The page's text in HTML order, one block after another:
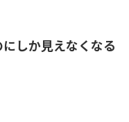
しか見えなくなる